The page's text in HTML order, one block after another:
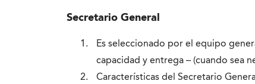
Secretario General
Es seleccionado por el equipo
capacidad y entrega – (cuando sea
Características del Secretario